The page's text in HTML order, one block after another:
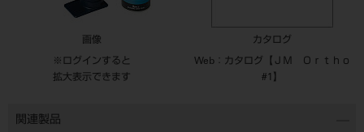
画像
※ログインすると
拡大表示できます
カタログ
Web：カタログ【ＪＭ Ｏｒｔｈｏ
#1】
関連製品